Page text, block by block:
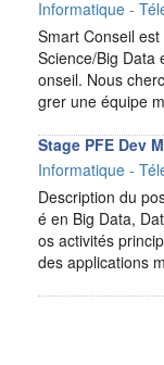
Informatique -
Smart Conseil
Science/Big Data
onseil. Nous
grer une équipe
Stage PFE Dev
Informatique -
Description du
é en Big Data,
os activités
des applications